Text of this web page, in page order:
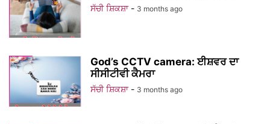
ਸੱਚੀ ਸ਼ਿਕਸ਼ਾ - 3 months ago
God’s CCTV camera: ਈਸ਼ਵਰ ਦਾ
ਸੀਸੀਟੀਵੀ ਕੈਮਰਾ
ਸੱਚੀ ਸ਼ਿਕਸ਼ਾ - 3 months ago